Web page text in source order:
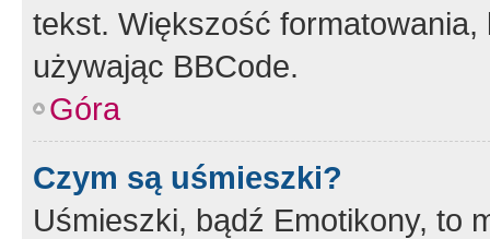
tekst. Większość
używając BBCode.
Góra
Czym są uśmieszki?
Uśmieszki, bądź Emotikony, to